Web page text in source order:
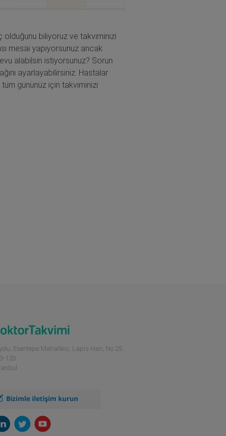
olduğunu biliyoruz ve takviminizi
mesai yapıyorsunuz ancak
alabilsin istiyorsunuz? Sorun
ayarlayabilirsiniz. Hastalar
gününüz için takviminizi
Esentepe Mahallesi, Lapis Han, No:25
120